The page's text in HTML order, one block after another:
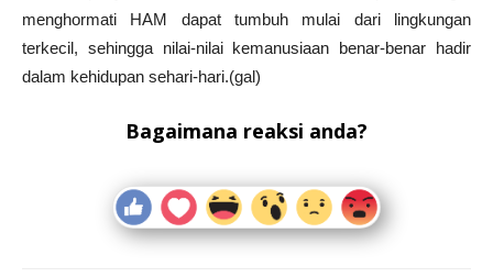
menghormati HAM dapat tumbuh mulai dari lingkungan
terkecil, sehingga nilai-nilai kemanusiaan benar-benar hadir
dalam kehidupan sehari-hari.(gal)
Bagaimana reaksi anda?